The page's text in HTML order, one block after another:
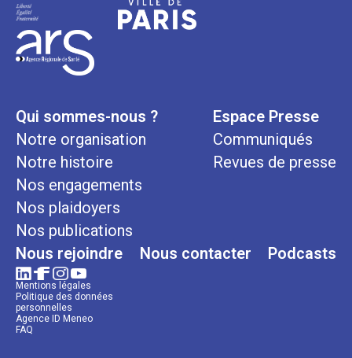
Qui sommes-nous ?
Notre organisation
Notre histoire
Nos engagements
Nos plaidoyers
Nos publications
Espace Presse
Communiqués
Revues de presse
Nous rejoindre Nous contacter Podcasts
Mentions légales
Politique des données
personnelles
Agence ID Meneo
FAQ